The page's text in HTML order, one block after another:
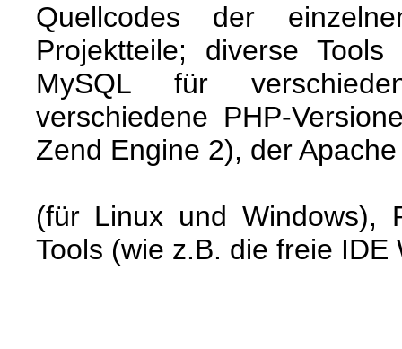
Quellcodes der
Projektteile; diverse
MySQL für
verschiedene PHP-
Zend Engine 2), der
(für Linux und Windows),
Tools (wie z.B. die freie IDE